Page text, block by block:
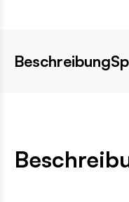
Beschreibung